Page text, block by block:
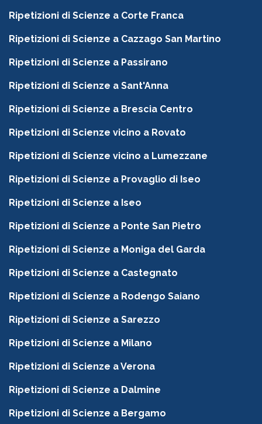
Ripetizioni di Scienze a Corte Franca
Ripetizioni di Scienze a Cazzago San Martino
Ripetizioni di Scienze a Passirano
Ripetizioni di Scienze a Sant'Anna
Ripetizioni di Scienze a Brescia Centro
Ripetizioni di Scienze vicino a Rovato
Ripetizioni di Scienze vicino a Lumezzane
Ripetizioni di Scienze a Provaglio di Iseo
Ripetizioni di Scienze a Iseo
Ripetizioni di Scienze a Ponte San Pietro
Ripetizioni di Scienze a Moniga del Garda
Ripetizioni di Scienze a Castegnato
Ripetizioni di Scienze a Rodengo Saiano
Ripetizioni di Scienze a Sarezzo
Ripetizioni di Scienze a Milano
Ripetizioni di Scienze a Verona
Ripetizioni di Scienze a Dalmine
Ripetizioni di Scienze a Bergamo